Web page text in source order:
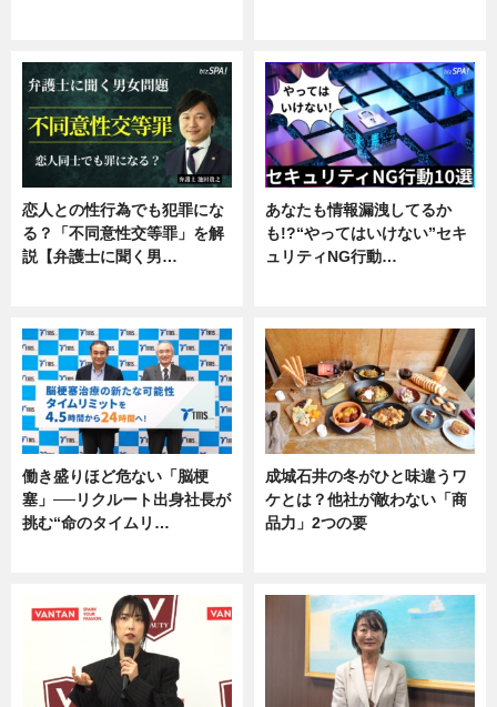
恋人との性行為でも犯罪にな
る？「不同意性交等罪」を解
説【弁護士に聞く男…
あなたも情報漏洩してるか
も!?“やってはいけない”セキ
ュリティNG行動…
働き盛りほど危ない「脳梗
塞」──リクルート出身社長が
挑む“命のタイムリ…
成城石井の冬がひと味違うワ
ケとは？他社が敵わない「商
品力」2つの要